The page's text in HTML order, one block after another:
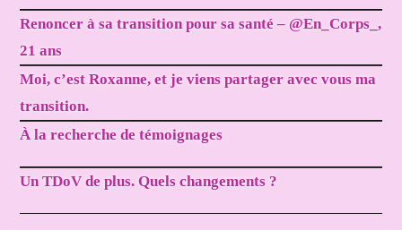
Renoncer à sa transition pour sa santé – @En_Corps_,
21 ans
Moi, c’est Roxanne, et je viens partager avec vous ma
transition.
À la recherche de témoignages
Un TDoV de plus. Quels changements ?